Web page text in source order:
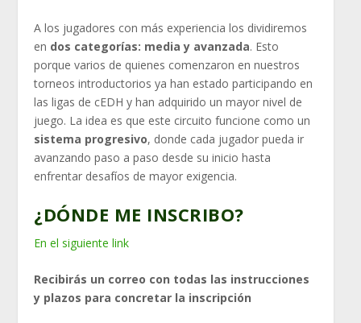
A los jugadores con más experiencia los dividiremos
en dos categorías: media y avanzada. Esto
porque varios de quienes comenzaron en nuestros
torneos introductorios ya han estado participando en
las ligas de cEDH y han adquirido un mayor nivel de
juego. La idea es que este circuito funcione como un
sistema progresivo, donde cada jugador pueda ir
avanzando paso a paso desde su inicio hasta
enfrentar desafíos de mayor exigencia.
¿DÓNDE ME INSCRIBO?
En el siguiente link
Recibirás un correo con todas las instrucciones
y plazos para concretar la inscripción